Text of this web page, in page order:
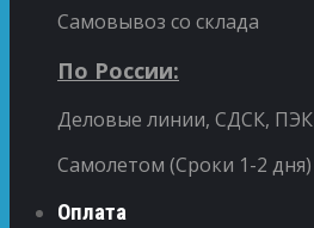
Самовывоз со склада
По России:
Деловые линии, СДСК, ПЭК
Самолетом (Сроки 1-2 дня)
Оплата